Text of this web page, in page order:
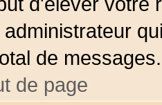
de messages.
de page